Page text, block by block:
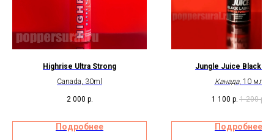
Highrise Ultra Strong
Canada, 30ml
2 000 р.
Подробнее
Jungle Juice Black
Канада, 10 мл
1 100 р. 1 200 р.
Подробнее